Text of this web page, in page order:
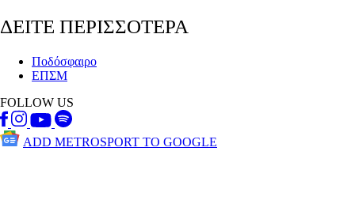
ΔΕΙΤΕ ΠΕΡΙΣΣΟΤΕΡΑ
Ποδόσφαιρο
ΕΠΣΜ
FOLLOW US
ADD METROSPORT TO GOOGLE